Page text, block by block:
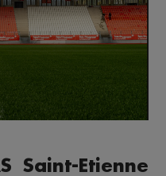
Saint-Etienne